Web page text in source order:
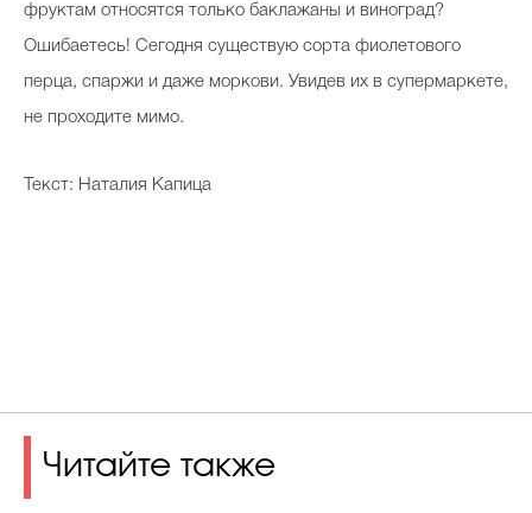
фруктам относятся только баклажаны и виноград?
Ошибаетесь! Сегодня существую сорта фиолетового
перца, спаржи и даже моркови. Увидев их в супермаркете,
не проходите мимо.
Текст: Наталия Капица
Читайте также